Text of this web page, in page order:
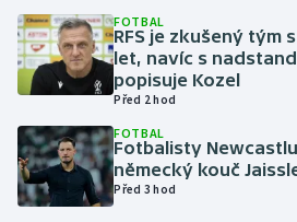
Lezení
Lyže a snowboard
Moderní pětiboj
Motorsport
FOTBAL
RFS je zkušený tým
let, navíc s
popisuje Kozel
Před 2 hod
FOTBAL
Fotbalisty
německý kouč
Před 3 hod